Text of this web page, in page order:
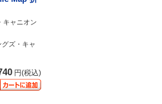
キャニオン
ズ・キャ
円(税込)